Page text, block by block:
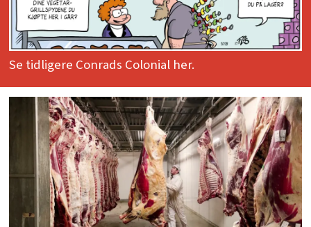
Se tidligere Conrads Colonial her.